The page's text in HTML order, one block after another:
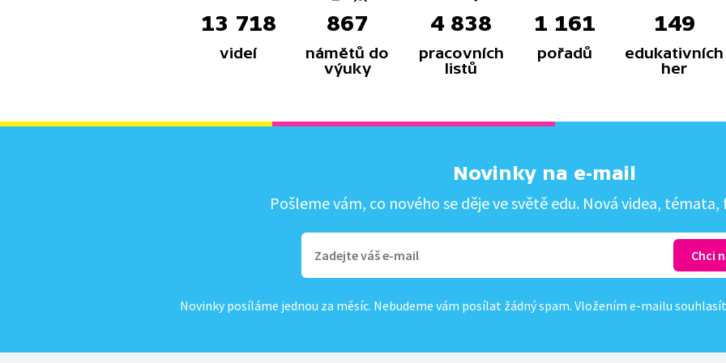
13 718
videí
867
námětů do
výuky
4 838
pracovních
listů
1 161
pořadů
149
edukativních
her
Novinky na e-mail
Pošleme vám, co nového se děje ve světě edu. Nová videa, témata,
Novinky posíláme jednou za měsíc. Nebudeme vám posílat žádný spam. Vložením e-mailu